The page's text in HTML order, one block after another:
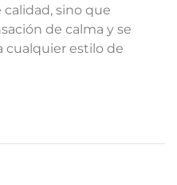
sino que
de calma y se
cualquier estilo de